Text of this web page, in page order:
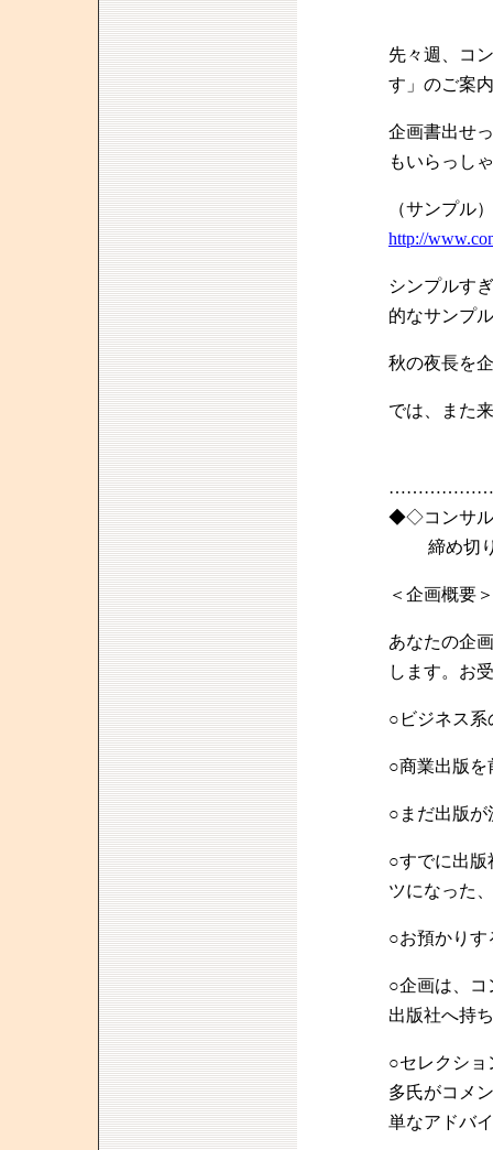
先々週、コ
す」のご案
企画書出せ
もいらっし
（サンプル）
http://
シンプルす
的なサンプ
秋の夜長を
では、また
◆◇コンサル
締め切り
＜企画概要＞
あなたの企
します。お
○ビジネス系
○商業出版を
○まだ出版が
○すでに出版
ツになった
○お預かりす
○企画は、コ
出版社へ持
○セレクショ
多氏がコメ
単なアドバ